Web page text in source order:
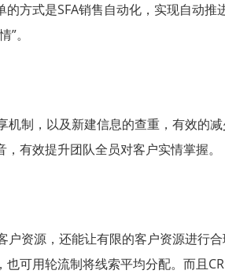
方式是SFA销售自动化，实现自动
。
机制，以及新建信息的查重，有效的
有效提升团队全员对客户实情掌握。
户资源，还能让有限的客户资源进行
可用轮流制将线索平均分配。而且